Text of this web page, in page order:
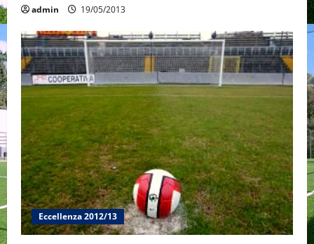
admin 19/05/2013
Eccellenza 2012/13